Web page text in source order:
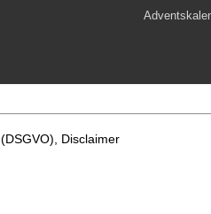
(DSGVO), Disclaimer